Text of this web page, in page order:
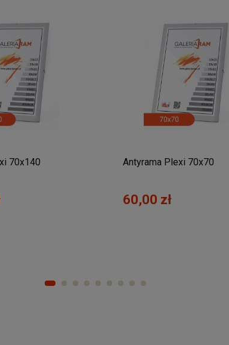
70x140 Antyrama Plexi 70x70
60,00 zł